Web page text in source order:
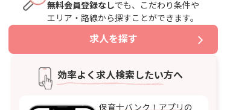
無料会員登録なしでも、こだわり条件や
エリア・路線から探すことができます。
求人を探す
効率よく求人検索したい方へ
保育士バンク！アプリの